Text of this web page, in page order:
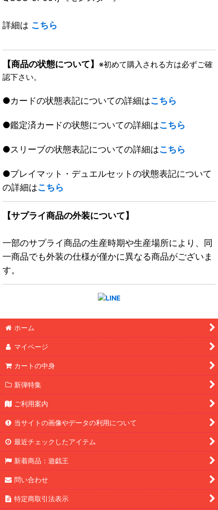
詳細は こちら
【商品の状態について】 ※初めて購入される方は必ずご確
認下さい。
●カードの状態表記についての詳細はこちら
●鑑定済カードの状態についての詳細はこちら
●スリーブの状態表記についての詳細はこちら
●プレイマット・デュエルセットの状態表記について
の詳細はこちら
【サプライ商品の外装について】
一部のサプライ商品の生産時期や生産場所により、同
一商品でも外装の仕様が僅かに異なる商品がございま
す。
ホーム
マイページ
カートの中身
新弾特集
ご利用案内
当サイトの画像やデータの利用について
最近チェックしたアイテム
新着商品：遊戯王
問い合わせ
特定商取引法表示